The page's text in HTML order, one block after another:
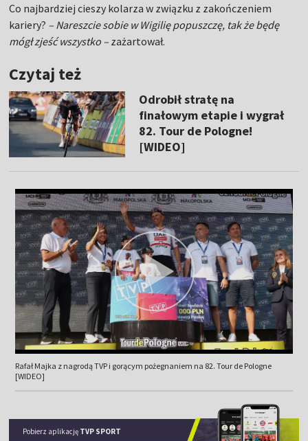
Co najbardziej cieszy kolarza w związku z zakończeniem
kariery? – Nareszcie sobie w Wigilię popuszczę, tak że będę
mógł zjeść wszystko – zażartował.
Czytaj też
Odrobił stratę na
finałowym etapie i wygrał
82. Tour de Pologne!
[WIDEO]
Rafał Majka z nagrodą TVP i gorącym pożegnaniem na 82. Tour de Pologne
[WIDEO]
Pobierz aplikację TVP SPORT